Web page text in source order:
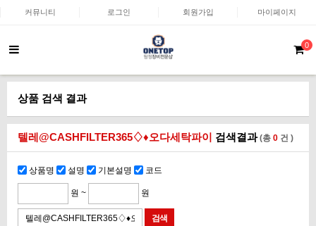
커뮤니티 로그인 회원가입 마이페이지
0
상품 검색 결과
텔레@CASHFILTER365♢♦오다세탁파이 검색결과(총 0 건 )
상품명 설명 기본설명 코드
원 ~ 원